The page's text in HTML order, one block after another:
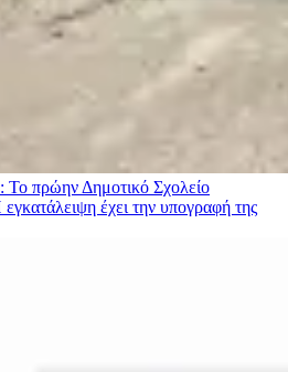
Δημοτικό Σχολείο
έχει την υπογραφή της